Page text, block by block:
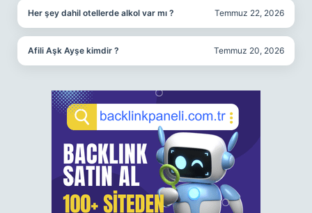
Her şey dahil otellerde alkol var mı ? Temmuz 22, 2026
Afili Aşk Ayşe kimdir ? Temmuz 20, 2026